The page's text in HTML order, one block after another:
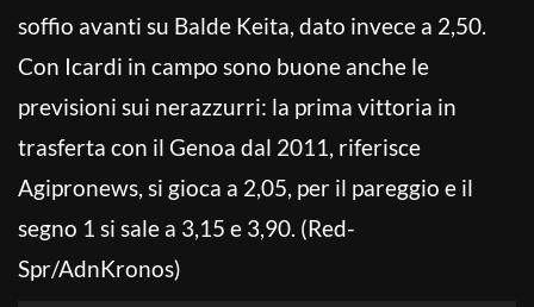
soffio avanti su Balde Keita, dato invece a 2,50.
Con Icardi in campo sono buone anche le
previsioni sui nerazzurri: la prima vittoria in
trasferta con il Genoa dal 2011, riferisce
Agipronews, si gioca a 2,05, per il pareggio e il
segno 1 si sale a 3,15 e 3,90. (Red-
Spr/AdnKronos)